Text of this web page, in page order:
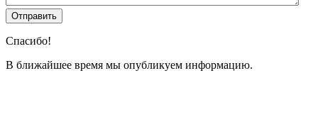
Спасибо!
В ближайшее время мы опубликуем информацию.